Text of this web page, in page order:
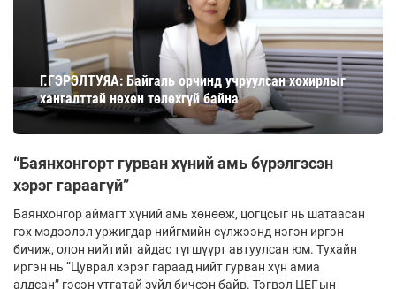
Г.ГЭРЭЛТУЯА: Байгаль орчинд учруулсан хохирлыг
хангалттай нөхөн төлөхгүй байна
“Баянхонгорт гурван хүний амь бүрэлгэсэн
хэрэг гараагүй”
Баянхонгор аймагт хүний амь хөнөөж, цогцсыг нь шатаасан
гэх мэдээлэл уржигдар нийгмийн сүлжээнд нэгэн иргэн
бичиж, олон нийтийг айдас түгшүүрт автуулсан юм. Тухайн
иргэн нь “Цуврал хэрэг гараад нийт гурван хүн амиа
алдсан” гэсэн утгатай зүйл бичсэн байв. Тэгвэл ЦЕГ-ын